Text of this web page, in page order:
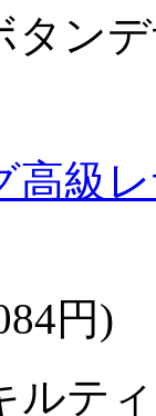
タン
高級
円)
ルテ